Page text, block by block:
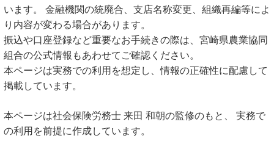
います。 金融機関の統廃合、支店名称変更、組織再編等によ
り内容が変わる場合があります。
振込や口座登録など重要なお手続きの際は、宮崎県農業協同
組合の公式情報もあわせてご確認ください。
本ページは実務での利用を想定し、情報の正確性に配慮して
掲載しています。
本ページは社会保険労務士 来田 和朝の監修のもと、 実務で
の利用を前提に作成しています。